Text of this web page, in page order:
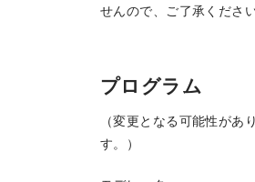
せんので、ご了承ください
プログラム
（変更となる可能性があ
す。）